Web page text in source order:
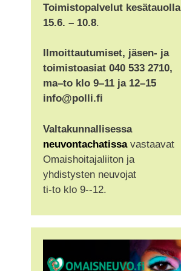
Toimistopalvelut kesätauolla
15.6. – 10.8.
Ilmoittautumiset, jäsen- ja
toimistoasiat 040 533 2710,
ma–to klo 9–11 ja 12–15
info@polli.fi
Valtakunnallisessa
neuvontachatissavastaavat
Omaishoitajaliiton ja
yhdistysten neuvojat
ti-to klo 9--12.